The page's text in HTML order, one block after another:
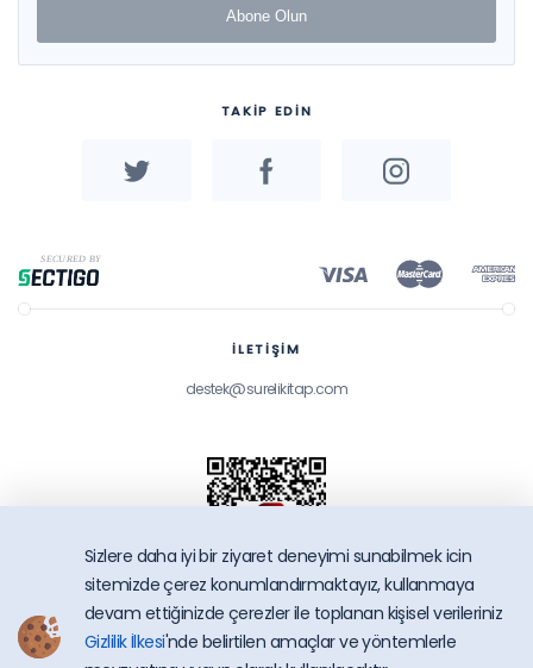
Abone Olun
TAKİP EDİN
İLETİŞİM
destek@surelikitap.com
Sizlere daha iyi bir ziyaret deneyimi sunabilmek icin
sitemizde çerez konumlandırmaktayız, kullanmaya
devam ettiğinizde çerezler ile toplanan kişisel verileriniz
Gizlilik İlkesi'nde belirtilen amaçlar ve yöntemlerle